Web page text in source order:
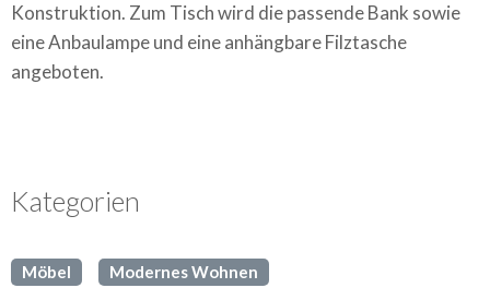
Konstruktion. Zum Tisch wird die passende Bank sowie
eine Anbaulampe und eine anhängbare Filztasche
angeboten.
Kategorien
Möbel Modernes Wohnen